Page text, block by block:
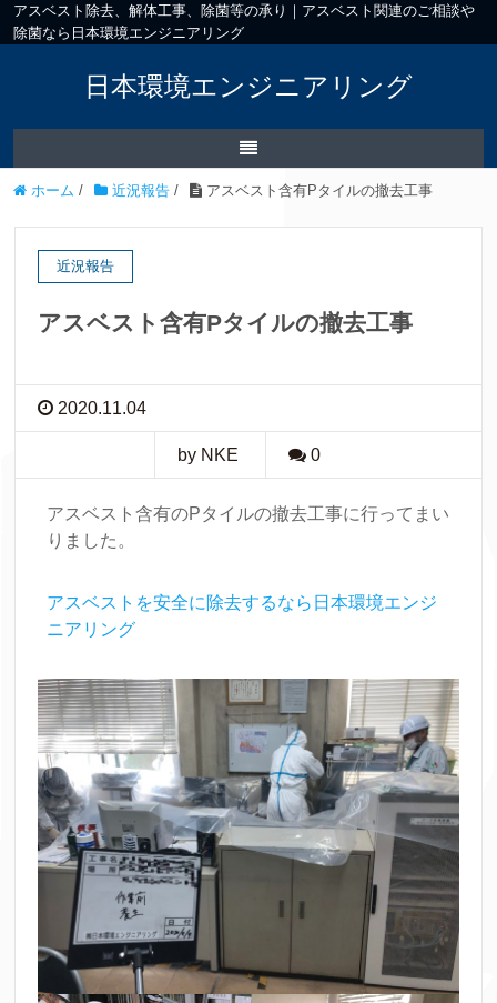
アスベスト除去、解体工事、除菌等の承り｜アスベスト関連のご相談や
除菌なら日本環境エンジニアリング
日本環境エンジニアリング
ホーム / 近況報告 / アスベスト含有Pタイルの撤去工事
近況報告
アスベスト含有Pタイルの撤去工事
2020.11.04
by NKE 0
アスベスト含有のPタイルの撤去工事に行ってまい
りました。
アスベストを安全に除去するなら日本環境エンジ
ニアリング